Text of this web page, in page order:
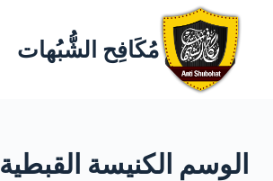
مُكَافِح الشُّبُهات
الوسم الكنيسة القبطية